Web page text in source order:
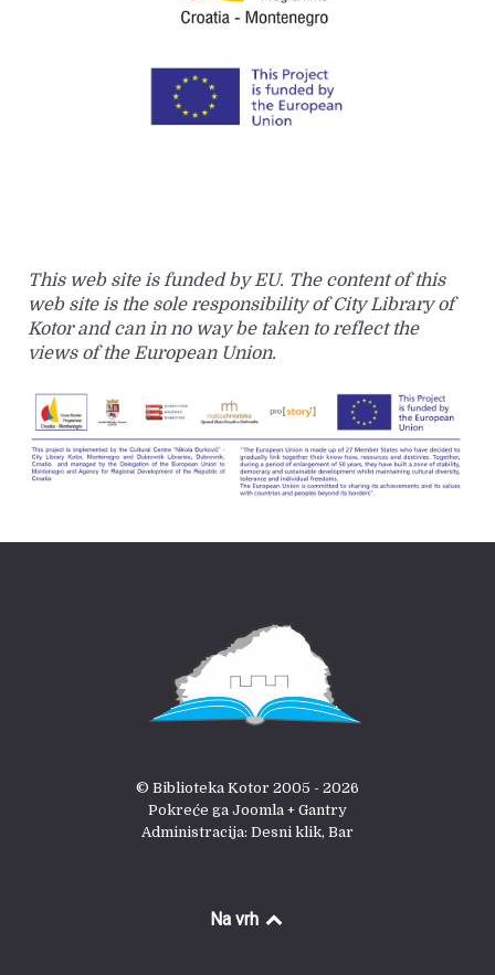
This web site is funded by EU. The content of this
web site is the sole responsibility of City Library of
Kotor and can in no way be taken to reflect the
views of the European Union.
© Biblioteka Kotor 2005 - 2026
Pokreće ga Joomla + Gantry
Administracija: Desni klik, Bar
Na vrh